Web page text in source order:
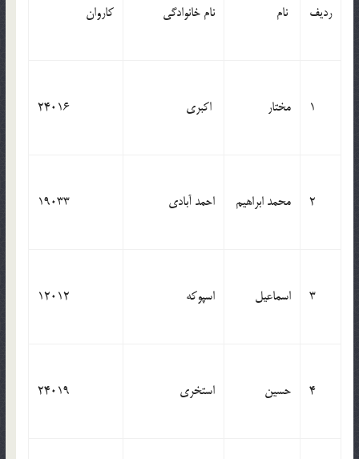
ردیف نام نام خانوادگی کاروان
1 مختار اکبری 24016
2 محمد ابراهیم احمد آبادی 19033
3 اسماعیل اسپوکه 12012
4 حسین استخری 24019